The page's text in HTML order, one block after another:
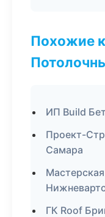
Похожие
ИП Build
Проект-
Самара
ГК Roof